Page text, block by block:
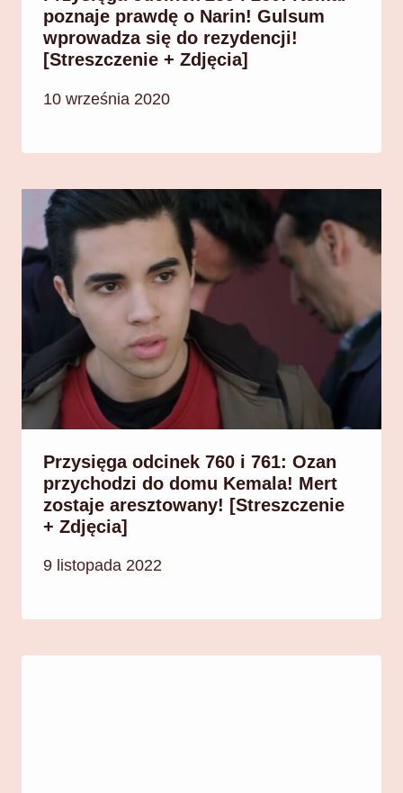
poznaje prawdę o Narin! Gulsum
wprowadza się do rezydencji!
[Streszczenie + Zdjęcia]
10 września 2020
Przysięga odcinek 760 i 761: Ozan
przychodzi do domu Kemala! Mert
zostaje aresztowany! [Streszczenie
+ Zdjęcia]
9 listopada 2022